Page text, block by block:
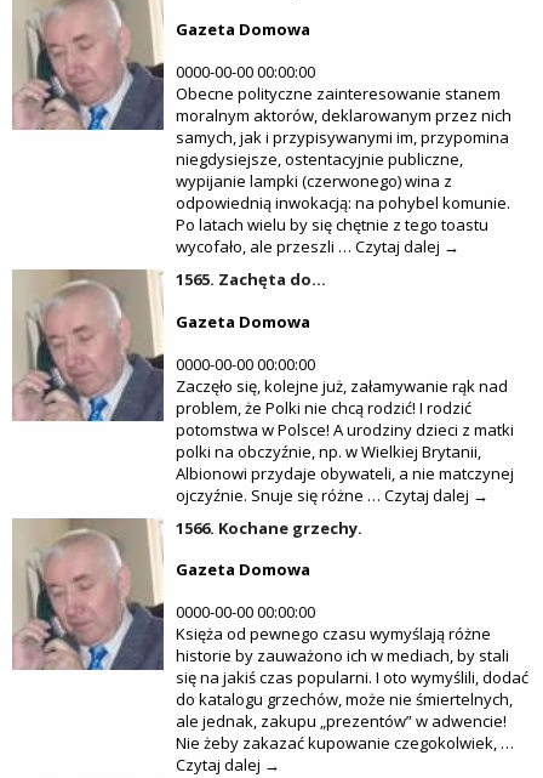
Gazeta Domowa
0000-00-00 00:00:00
Obecne polityczne zainteresowanie stanem
moralnym aktorów, deklarowanym przez nich
samych, jak i przypisywanymi im, przypomina
niegdysiejsze, ostentacyjnie publiczne,
wypijanie lampki (czerwonego) wina z
odpowiednią inwokacją: na pohybel komunie.
Po latach wielu by się chętnie z tego toastu
wycofało, ale przeszli … Czytaj dalej →
1565. Zachęta do…
Gazeta Domowa
0000-00-00 00:00:00
Zaczęło się, kolejne już, załamywanie rąk nad
problem, że Polki nie chcą rodzić! I rodzić
potomstwa w Polsce! A urodziny dzieci z matki
polki na obczyźnie, np. w Wielkiej Brytanii,
Albionowi przydaje obywateli, a nie matczynej
ojczyźnie. Snuje się różne … Czytaj dalej →
1566. Kochane grzechy.
Gazeta Domowa
0000-00-00 00:00:00
Księża od pewnego czasu wymyślają różne
historie by zauważono ich w mediach, by stali
się na jakiś czas popularni. I oto wymyślili, dodać
do katalogu grzechów, może nie śmiertelnych,
ale jednak, zakupu „prezentów” w adwencie!
Nie żeby zakazać kupowanie czegokolwiek, …
Czytaj dalej →